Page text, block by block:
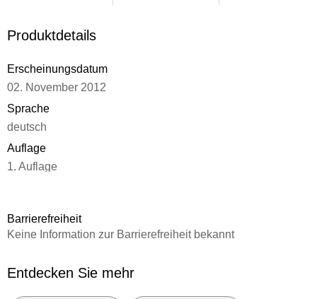
Produktdetails
Erscheinungsdatum
02. November 2012
Sprache
deutsch
Auflage
1. Auflage
Dateigröße
Reihe
Barrierefreiheit
Keine Information zur Barrierefreiheit bekannt
Entdecken Sie mehr